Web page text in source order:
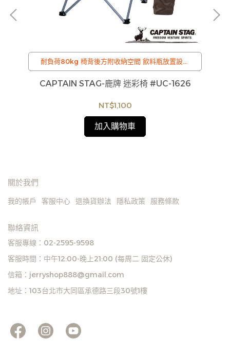
耐負荷80kg 椅背後方附收納空間 飲料瓶放置設計
附收納袋．方便攜帶 寬大座位
/
商品流動性快且多個平台共用庫存，偶有下單後缺貨
情形，客服人員將立即與您聯繫交期或更換商品，如
無法出貨，本公司將有權取消訂單，造成不便尚請見
諒。如遇庫存不足無法下單，亦歡迎洽詢客服。
CAPTAIN STAG-鹿牌 迷彩椅 #UC-1626
NT$1,100
加入購物車
關於我們
我的帳戶 客服中心 退換貨辦法 隱私政策 服務條款
聯絡資訊
客服專線：02-2595-9598
客服時間：中午12:00-晚上21:00 (每周二 固定公休)
信箱：jerryshop888@gmail.com
地址：103台北市大同區承德路三段30號1樓